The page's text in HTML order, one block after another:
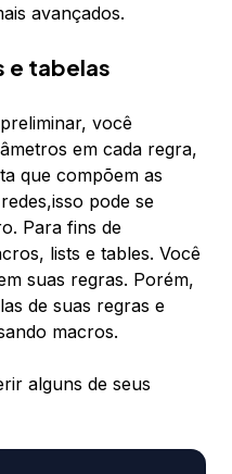
avançados.
e tabelas
você
em cada regra,
que compõem as
pode se
Para fins de
, lists e tables. Você
suas regras. Porém,
de suas regras e
macros.
alguns de seus